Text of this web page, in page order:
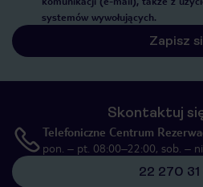
systemów wywołujących.
Zapisz
Skontaktuj
Telefoniczne Centrum
pon. – pt. 08:00–22:00, sob. –
22 270